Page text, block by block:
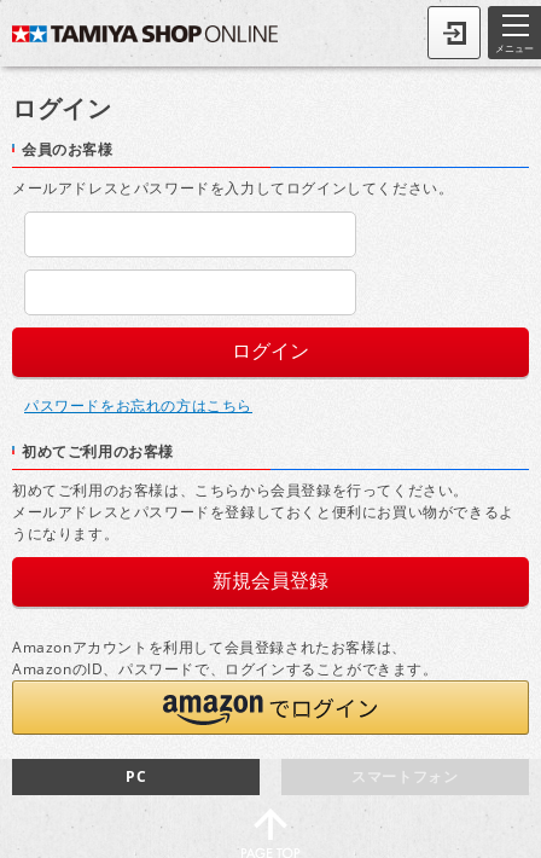
メニュー
ログイン
会員のお客様
メールアドレスとパスワードを入力してログインしてください。
パスワードをお忘れの方はこちら
初めてご利用のお客様
初めてご利用のお客様は、こちらから会員登録を行ってください。
メールアドレスとパスワードを登録しておくと便利にお買い物ができるよ
うになります。
Amazonアカウントを利用して会員登録されたお客様は、
AmazonのID、パスワードで、ログインすることができます。
スマートフォン
PC